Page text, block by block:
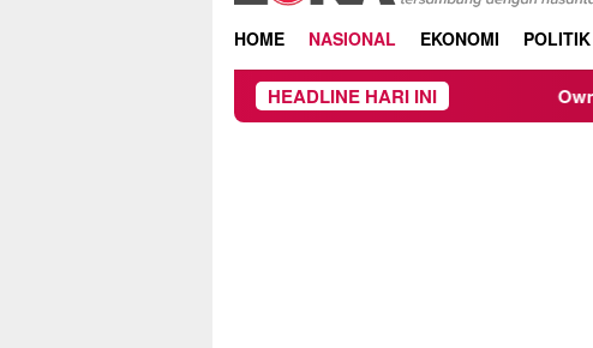
HOME NASIONAL EKONOMI POLITIK
HEADLINE HARI INIOwner Dupli Dining and